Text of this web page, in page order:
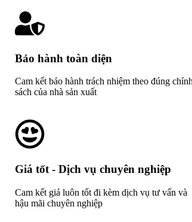
Bảo hành toàn diện
Cam kết bảo hành trách nhiệm theo đúng
sách của nhà sản xuất
Giá tốt - Dịch vụ chuyên nghiệp
Cam kết giá luôn tốt đi kèm dịch vụ tư vấn và
hậu mãi chuyên nghiệp